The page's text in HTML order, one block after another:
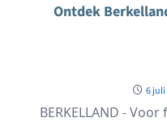
Ontdek
6 juli
BERKELLAND -